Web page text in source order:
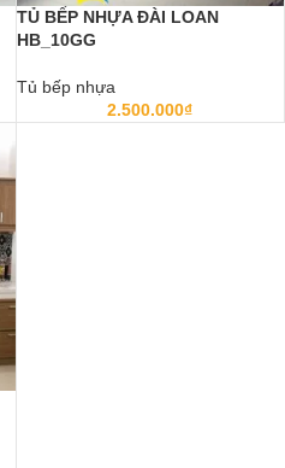
TỦ BẾP NHỰA ĐÀI LOAN
HB_10GG
Tủ bếp nhựa
2.500.000₫